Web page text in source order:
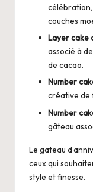
couches
Layer cake
associé à
de cacao.
Number
créative de
Number
gâteau
Le gateau
ceux qui
style et finesse.